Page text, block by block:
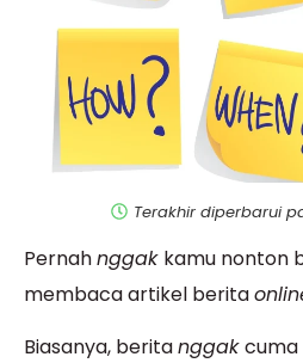
Terakhir diperbarui
Pernahnggak kamu nonton
membaca artikel berita
Biasanya, beritanggakcuma